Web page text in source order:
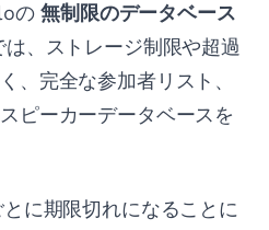
の無制限のデータベース
、ストレージ制限や超過
、完全な参加者リスト、
ピーカーデータベースを
に期限切れになることに